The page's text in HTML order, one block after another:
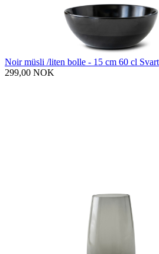
Noir müsli /liten bolle - 15 cm 60 cl Svart
299,00 NOK